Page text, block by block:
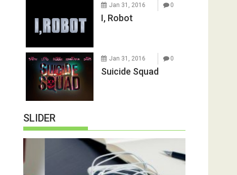
Jan 31, 2016 0
I, Robot
Jan 31, 2016 0
Suicide Squad
SLIDER